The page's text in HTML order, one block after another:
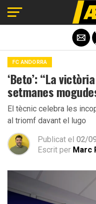
FC ANDORRA
‘Beto’: “La
setmanes
El tècnic celebra les
al triomf davant el lugo
Publicat el 02/
Escrit per Marc
Exit